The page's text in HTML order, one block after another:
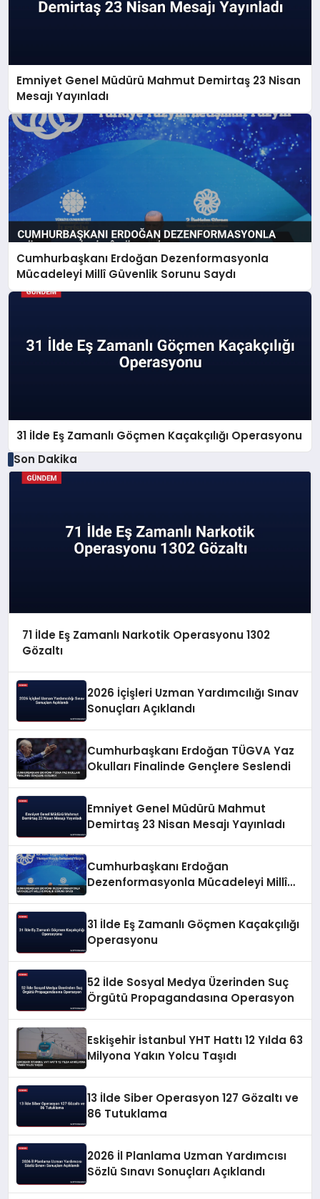
Emniyet Genel Müdürü Mahmut Demirtaş 23 Nisan
Mesajı Yayınladı
Cumhurbaşkanı Erdoğan Dezenformasyonla
Mücadeleyi Millî Güvenlik Sorunu Saydı
31 İlde Eş Zamanlı Göçmen Kaçakçılığı Operasyonu
Son Dakika
71 İlde Eş Zamanlı Narkotik Operasyonu 1302
Gözaltı
2026 İçişleri Uzman Yardımcılığı Sınav
Sonuçları Açıklandı
Cumhurbaşkanı Erdoğan TÜGVA Yaz
Okulları Finalinde Gençlere Seslendi
Emniyet Genel Müdürü Mahmut
Demirtaş 23 Nisan Mesajı Yayınladı
Cumhurbaşkanı Erdoğan
Dezenformasyonla Mücadeleyi Millî
31 İlde Eş Zamanlı Göçmen Kaçakçılığı
Operasyonu
52 İlde Sosyal Medya Üzerinden Suç
Örgütü Propagandasına Operasyon
Eskişehir İstanbul YHT Hattı 12 Yılda 63
Milyona Yakın Yolcu Taşıdı
13 İlde Siber Operasyon 127 Gözaltı ve
86 Tutuklama
2026 İl Planlama Uzman Yardımcısı
Sözlü Sınavı Sonuçları Açıklandı